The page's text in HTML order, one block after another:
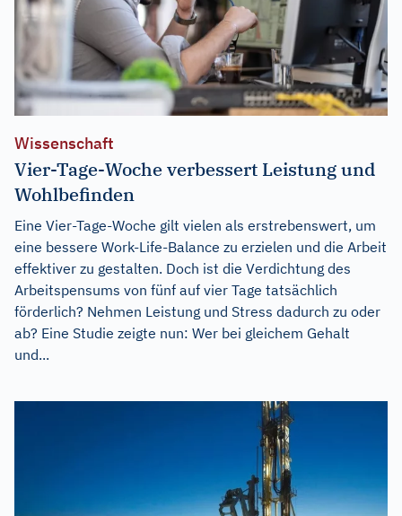
Wissenschaft
Vier-Tage-Woche verbessert Leistung und
Wohlbefinden
Eine Vier-Tage-Woche gilt vielen als erstrebenswert, um
eine bessere Work-Life-Balance zu erzielen und die Arbeit
effektiver zu gestalten. Doch ist die Verdichtung des
Arbeitspensums von fünf auf vier Tage tatsächlich
förderlich? Nehmen Leistung und Stress dadurch zu oder
ab? Eine Studie zeigte nun: Wer bei gleichem Gehalt
und...